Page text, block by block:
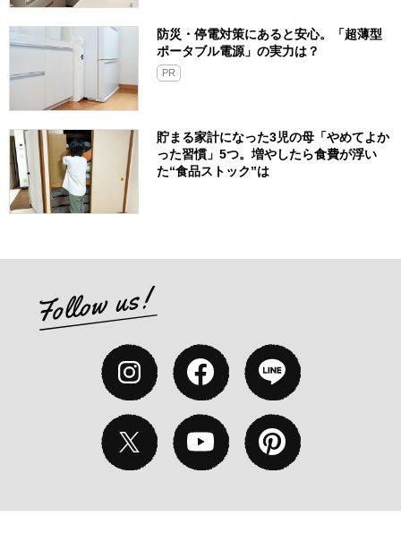
防災・停電対策にあると安心。「超薄型
ポータブル電源」の実力は？​
PR
貯まる家計になった3児の母「やめてよか
った習慣」5つ。増やしたら食費が浮い
た“食品ストック”は